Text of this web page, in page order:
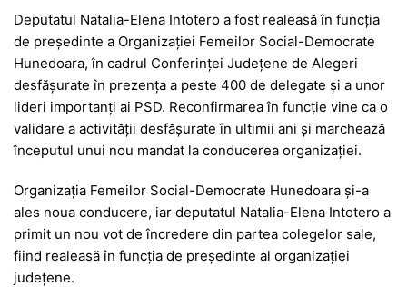
c
e
b
o
o
k
at
s
A
p
p
s
s
e
n
g
er
itt
er
e
gr
a
m
s
s
a
g
e
ta
je
a
z
ă
Deputatul Natalia-Elena Intotero a fost realeasă în funcția
de președinte a Organizației Femeilor Social-Democrate
Hunedoara, în cadrul Conferinței Județene de Alegeri
desfășurate în prezența a peste 400 de delegate și a unor
lideri importanți ai PSD. Reconfirmarea în funcție vine ca o
validare a activității desfășurate în ultimii ani și marchează
începutul unui nou mandat la conducerea organizației.
Organizația Femeilor Social-Democrate Hunedoara și-a
ales noua conducere, iar deputatul Natalia-Elena Intotero a
primit un nou vot de încredere din partea colegelor sale,
fiind realeasă în funcția de președinte al organizației
județene.